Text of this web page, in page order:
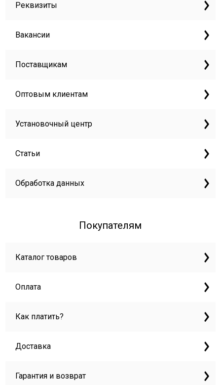
Реквизиты
Вакансии
Поставщикам
Оптовым клиентам
Установочный центр
Статьи
Обработка данных
Покупателям
Каталог товаров
Оплата
Как платить?
Доставка
Гарантия и возврат